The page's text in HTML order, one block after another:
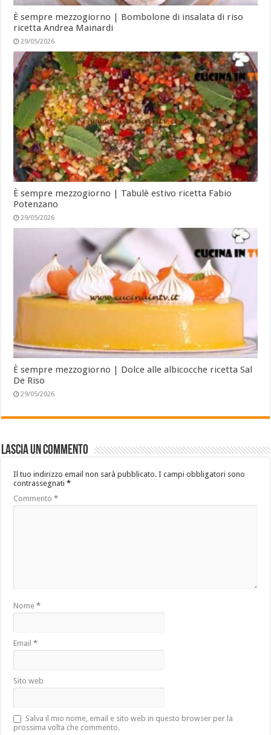
È sempre mezzogiorno | Bombolone di insalata di riso
ricetta Andrea Mainardi
29/05/2026
È sempre mezzogiorno | Tabulè estivo ricetta Fabio
Potenzano
29/05/2026
È sempre mezzogiorno | Dolce alle albicocche ricetta Sal
De Riso
29/05/2026
Lascia un commento
Il tuo indirizzo email non sarà pubblicato. I campi obbligatori sono
contrassegnati*
Commento*
Nome*
Email*
Sito web
Salva il mio nome, email e sito web in questo browser per la
prossima volta che commento.